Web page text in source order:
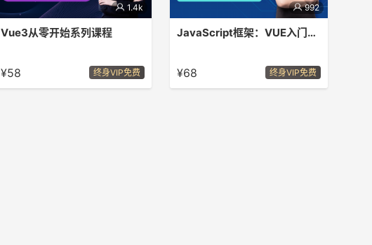
1.4k
Vue3从零开始系列课程
由，学会创建Vue前端工程和后端接口
交互
¥58 终身VIP免费
992
JavaScript框架：VUE入门到实战
一个构建数据驱动的 web 界面的渐进
式框架。Vue.JS 从出生到现在已经经
历了两个大版本的迭代，本课程就让我
¥68 终身VIP免费